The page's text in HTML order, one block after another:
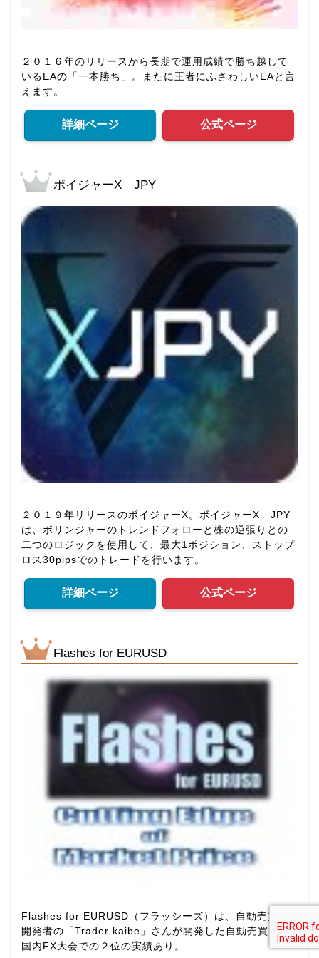
２０１６年のリリースから長期で運用成績で勝ち越して
いるEAの「一本勝ち」。またに王者にふさわしいEAと言
えます。
詳細ページ 公式ページ
ボイジャーX JPY
２０１９年リリースのボイジャーX。ボイジャーX JPY
は、ボリンジャーのトレンドフォローと株の逆張りとの
二つのロジックを使用して、最大1ポジション、ストップ
ロス30pipsでのトレードを行います。
詳細ページ 公式ページ
Flashes for EURUSD
Flashes for EURUSD（フラッシーズ）は、自動売買EA
開発者の「Trader kaibe」さんが開発した自動売買EA。
国内FX大会での２位の実績あり。